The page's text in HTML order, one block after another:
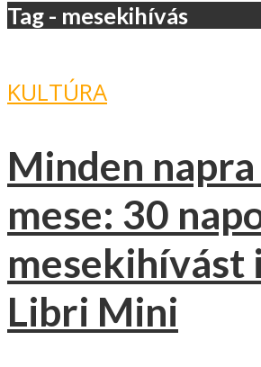
Tag - mesekihívás
KULTÚRA
Minden
mese: 30
mesekihívást
Libri Mini